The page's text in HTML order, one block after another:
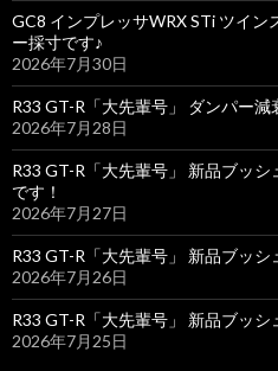
GC8 インプレッサWRX STi ツイ
ー採寸です♪
2026年7月30日
R33 GT-R「大先輩号」 ダンパー減
2026年7月28日
R33 GT-R「大先輩号」 新品ブッ
です！
2026年7月27日
R33 GT-R「大先輩号」 新品ブッ
2026年7月26日
R33 GT-R「大先輩号」 新品ブッ
2026年7月25日